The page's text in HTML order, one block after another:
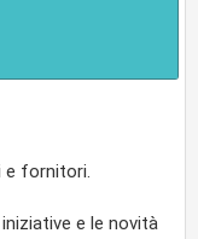
e fornitori.
e le novità